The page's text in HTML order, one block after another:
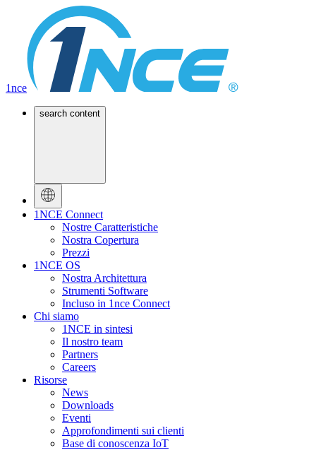
1nce
search content
1NCE Connect
Nostre Caratteristiche
Nostra Copertura
Prezzi
1NCE OS
Nostra Architettura
Strumenti Software
Incluso in 1nce Connect
Chi siamo
1NCE in sintesi
Il nostro team
Partners
Careers
Risorse
News
Downloads
Eventi
Approfondimenti sui clienti
Base di conoscenza IoT